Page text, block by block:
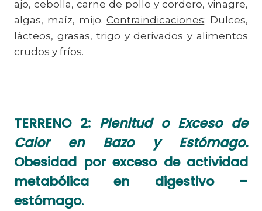
ajo, cebolla, carne de pollo y cordero, vinagre,
algas, maíz, mijo.Contraindicaciones: Dulces,
lácteos, grasas, trigo y derivados y alimentos
crudos y fríos.
TERRENO 2: Plenitud o Exceso de
Calor en Bazo
y Estómago.
Obesidad por exceso de actividad
metabólica en digestivo –
estómago.